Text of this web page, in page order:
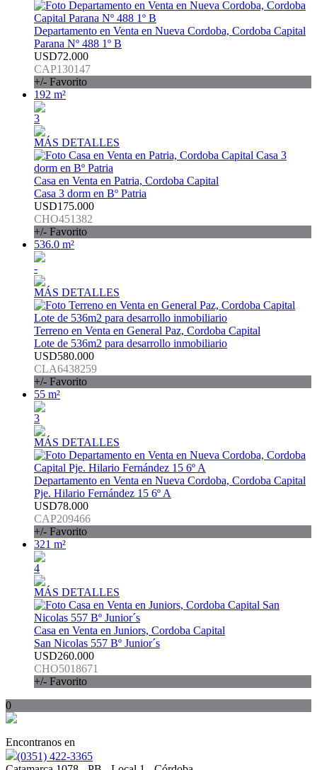
Departamento en Venta en Nueva Cordoba, Cordoba Capital
Parana Nº 488 1º B
USD72.000
CAP130147
+/- Favorito
192 m²
3
MÁS DETALLES
Casa en Venta en Patria, Cordoba Capital
Casa 3 dorm en Bº Patria
USD175.000
CHO451382
+/- Favorito
536.0 m²
-
MÁS DETALLES
Terreno en Venta en General Paz, Cordoba Capital
Lote de 536m2 para desarrollo inmobiliario
USD580.000
CLA6438259
+/- Favorito
55 m²
3
MÁS DETALLES
Departamento en Venta en Nueva Cordoba, Cordoba Capital
Pje. Hilario Fernández 15 6º A
USD78.000
CAP209466
+/- Favorito
321 m²
4
MÁS DETALLES
Casa en Venta en Juniors, Cordoba Capital
San Nicolas 557 Bº Junior´s
USD260.000
CHO5018671
+/- Favorito
0
Encontranos en
(0351) 422-3365